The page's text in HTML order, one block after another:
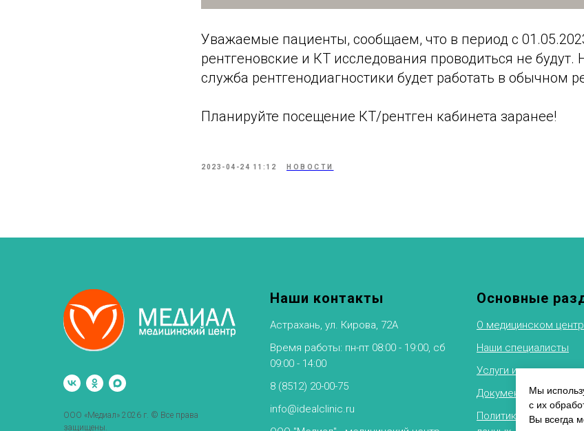
Мы
с их
Вы всегда
Уважаемые пациенты, сообщаем, что в период с
рентгеновские и КТ исследования проводиться не будут.
служба рентгенодиагностики будет работать в обычном
Планируйте посещение КТ/рентген кабинета заранее!
2023-04-24 11:12 НОВОСТИ
ООО «Медиал» 2026 г. © Все права
защищены.
Наши контакты
Астрахань, ул. Кирова, 72А
Время работы: пн-пт 08:00 - 19:00, сб
09:00 - 14:00
8 (8512) 20-00-75
info@idealclinic.ru
Основные
О медицинском
Наши специалисты
Услуги и цены
Документы
Политика обработки